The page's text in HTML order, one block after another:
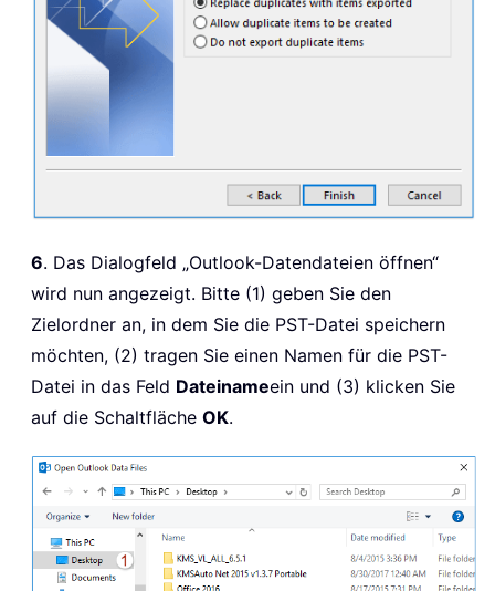
6. Das Dialogfeld „Outlook-Datendateien öffnen“
wird nun angezeigt. Bitte (1) geben Sie den
Zielordner an, in dem Sie die PST-Datei speichern
möchten, (2) tragen Sie einen Namen für die PST-
Datei in das Feld Dateinameein und (3) klicken Sie
auf die Schaltfläche OK.